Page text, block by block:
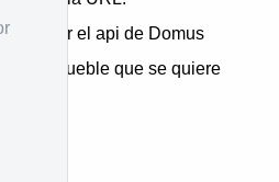
el api de Domus
del inmueble que se quiere